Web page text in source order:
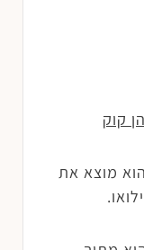
קוק
מוצא את